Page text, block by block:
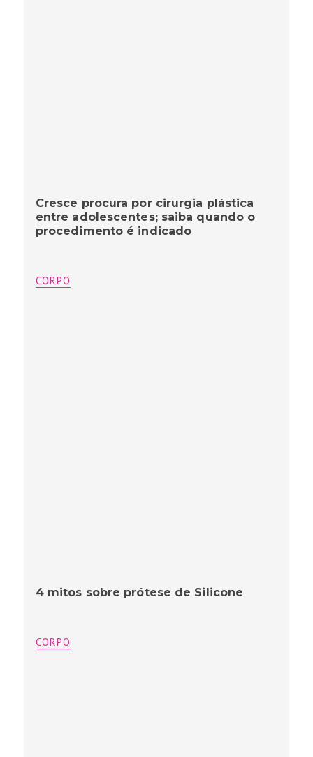
Cresce procura por cirurgia plástica
entre adolescentes; saiba quando o
procedimento é indicado
CORPO
4 mitos sobre prótese de Silicone
CORPO